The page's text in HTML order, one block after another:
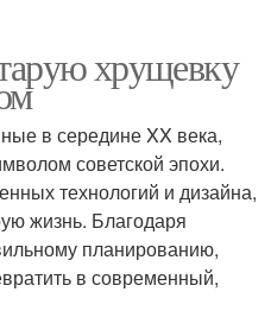
хрущевку
в середине XX века,
советской эпохи.
технологий и дизайна,
жизнь. Благодаря
планированию,
в современный,